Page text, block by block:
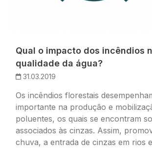
Qual o impacto dos incêndios
qualidade da água?
31.03.2019
Os incêndios florestais
importante na produção e
poluentes, os quais se encontram
associados às cinzas. Assim,
chuva, a entrada de cinzas em rios